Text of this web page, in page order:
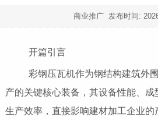
商业推广 发布时间:
开篇引言
彩钢压瓦机作为钢结构建筑外围
产的关键核心装备，其设备性能、
生产效率，直接影响建材加工企业